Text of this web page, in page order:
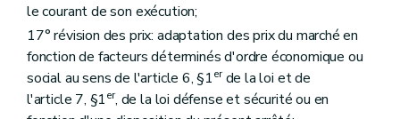
Art. 129
Art. 130
Art. 131
Art. 132
Art. 133
Art. 134
Art. 135
le courant de son exécution;
17° révision des prix: adaptation des prix du marché en
fonction de facteurs déterminés d'ordre économique ou
social au sens de l'article 6, §1erde la loi et de
l'article 7, §1er, de la loi défense et sécurité ou en